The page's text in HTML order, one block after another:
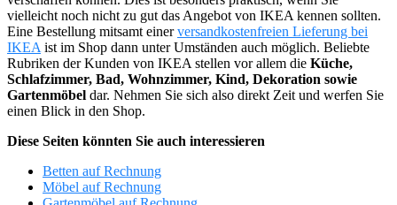
vielleicht noch nicht zu gut das Angebot von IKEA kennen sollten.
Eine Bestellung mitsamt einerversandkostenfreien Lieferung bei
IKEA ist im Shop dann unter Umständen auch möglich. Beliebte
Rubriken der Kunden von IKEA stellen vor allem die Küche,
Schlafzimmer, Bad, Wohnzimmer, Kind, Dekoration sowie
Gartenmöbel dar. Nehmen Sie sich also direkt Zeit und werfen Sie
einen Blick in den Shop.
Diese Seiten könnten Sie auch interessieren
Betten auf Rechnung
Möbel auf Rechnung